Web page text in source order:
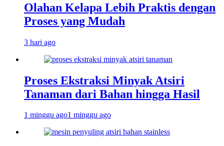
Olahan Kelapa Lebih Praktis dengan
Proses yang Mudah
3 hari ago
Proses Ekstraksi Minyak Atsiri
Tanaman dari Bahan hingga Hasil
1 minggu ago1 minggu ago